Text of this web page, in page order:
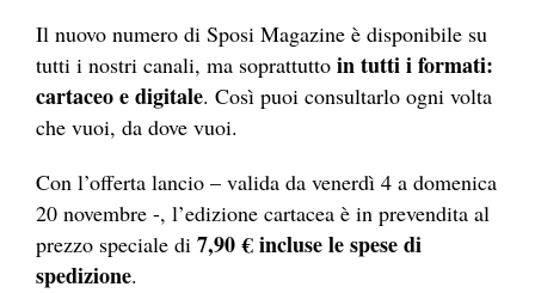
Il nuovo numero di Sposi Magazine è disponibile su
tutti i nostri canali, ma soprattutto in tutti i formati:
cartaceo e digitale. Così puoi consultarlo ogni volta
che vuoi, da dove vuoi.
Con l’offerta lancio – valida da venerdì 4 a domenica
20 novembre -, l’edizione cartacea è in prevendita al
prezzo speciale di 7,90 € incluse le spesedi
spedizione.